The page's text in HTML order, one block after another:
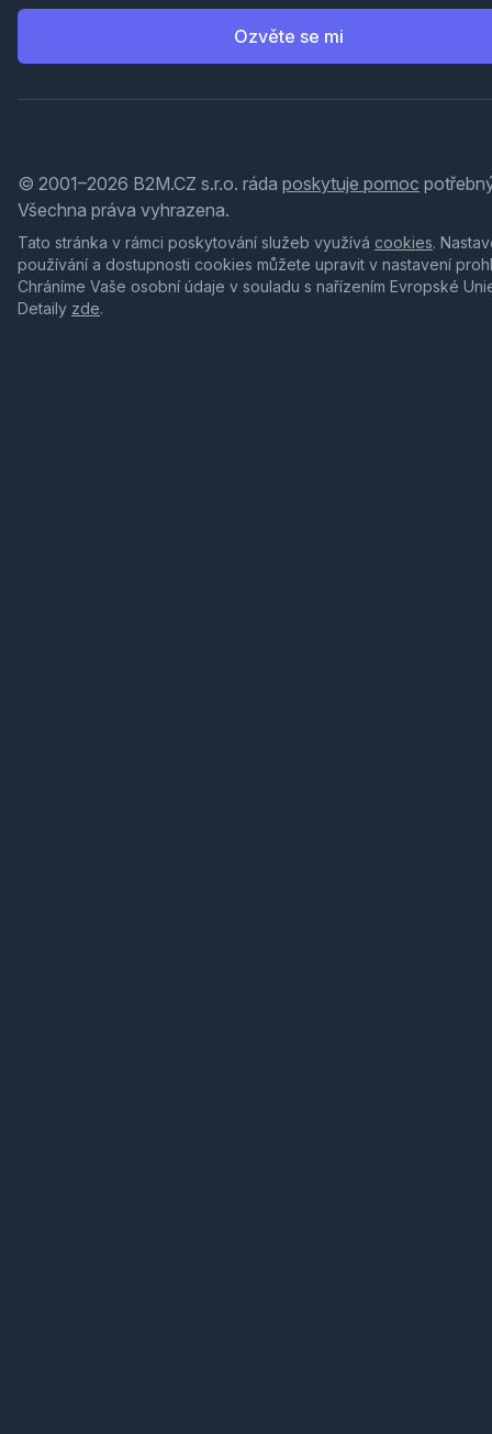
Ozvěte se mi
© 2001–2026 B2M.CZ s.r.o. ráda poskytuje pomoc
Všechna práva vyhrazena.
Tato stránka v rámci poskytování služeb využívá cookies.
používání a dostupnosti cookies můžete upravit v nastavení
Chráníme Vaše osobní údaje v souladu s nařízením Evropské
Detaily zde.